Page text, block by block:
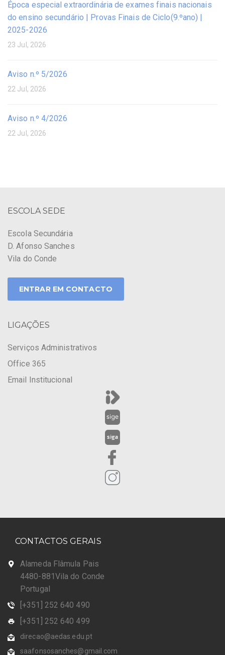
Época especial extraordinária de exames finais nacionais
do ensino secundário | Provas Finais de Ciclo(9.ºano) |
2025-2026
23 Jul, 2026
Aviso n.º 5/2026
22 Jul, 2026
Aviso n.º 4/2026
22 Jul, 2026
ESCOLA SEDE
Escola Secundária
D. Afonso Sanches
Vila do Conde
ENTRAR EM CONTACTO
LIGAÇÕES
Serviços Administrativos
Office 365
Email Institucional
CONTACTOS GERAIS
Alameda Flâmula Pais
4480-881Vila do Conde
Portugal
[+351] 252 640 490
[+351] 252 640 499
direcao@aedas.edu.pt
saafonsosanches@gmail.com